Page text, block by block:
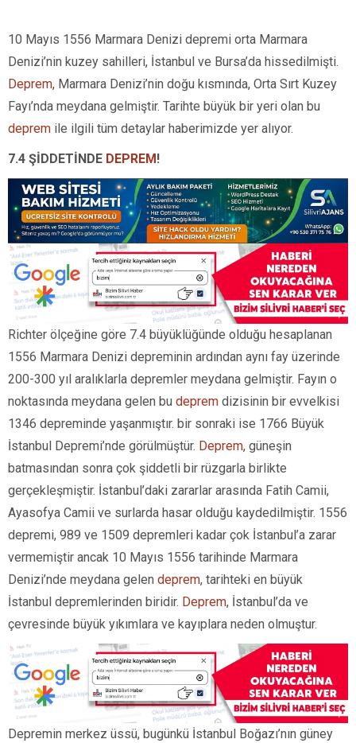
10 Mayıs 1556 Marmara Denizi depremi orta Marmara
Denizi’nin kuzey sahilleri, İstanbul ve Bursa’da hissedilmişti.
Deprem, Marmara Denizi’nin doğu kısmında, Orta Sırt Kuzey
Fayı’nda meydana gelmiştir. Tarihte büyük bir yeri olan bu
deprem ile ilgili tüm detaylar haberimizde yer alıyor.
7.4 ŞİDDETİNDE DEPREM!
Richter ölçeğine göre 7.4 büyüklüğünde olduğu hesaplanan
1556 Marmara Denizi depreminin ardından aynı fay üzerinde
200-300 yıl aralıklarla depremler meydana gelmiştir. Fayın o
noktasında meydana gelen bu deprem dizisinin bir evvelkisi
1346 depreminde yaşanmıştır. bir sonraki ise 1766 Büyük
İstanbul Depremi’nde görülmüştür. Deprem, güneşin
batmasından sonra çok şiddetli bir rüzgarla birlikte
gerçekleşmiştir. İstanbul’daki zararlar arasında Fatih Camii,
Ayasofya Camii ve surlarda hasar olduğu kaydedilmiştir. 1556
depremi, 989 ve 1509 depremleri kadar çok İstanbul’a zarar
vermemiştir ancak 10 Mayıs 1556 tarihinde Marmara
Denizi’nde meydana gelen deprem, tarihteki en büyük
İstanbul depremlerinden biridir. Deprem, İstanbul’da ve
çevresinde büyük yıkımlara ve kayıplara neden olmuştur.
Depremin merkez üssü, bugünkü İstanbul Boğazı’nın güney